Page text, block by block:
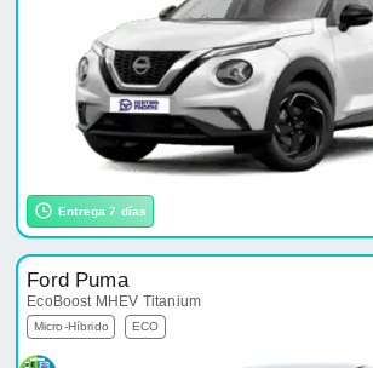
Entrega 7 días
Ford Puma
EcoBoost MHEV Titanium
Micro-Híbrido ECO